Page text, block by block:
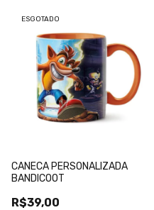
ESGOTADO
CANECA PERSONALIZADA
BANDICOOT
R$39,00